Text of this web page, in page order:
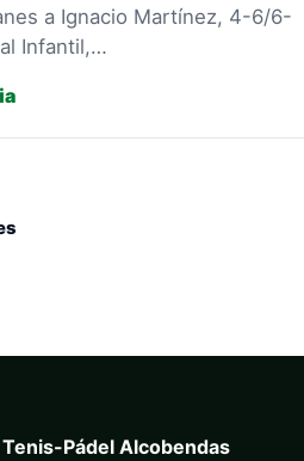
a Ignacio Martínez, 4-6/6-
Infantil,…
Pádel Alcobendas